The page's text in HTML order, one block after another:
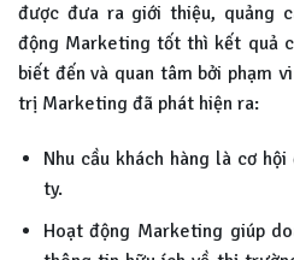
được đưa ra giới thiệu, quảng
động Marketing tốt thì kết quả
biết đến và quan tâm bởi phạm
trị Marketing đã phát hiện ra:
Nhu cầu khách hàng là cơ
ty.
Hoạt động Marketing giúp